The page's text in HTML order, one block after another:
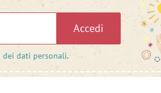
Accedi
dati personali.